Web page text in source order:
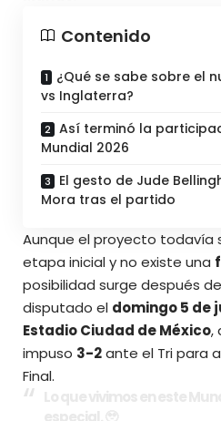
Contenido
¿Qué se sabe sobre el
vs Inglaterra?
Así terminó la
Mundial 2026
El gesto de Jude
Mora tras el partido
Aunque el proyecto todavía
etapa inicial y no existe una
posibilidad surge después
disputado el domingo 5 de
Estadio Ciudad de México,
impuso 3-2ante el Tri para
Final.